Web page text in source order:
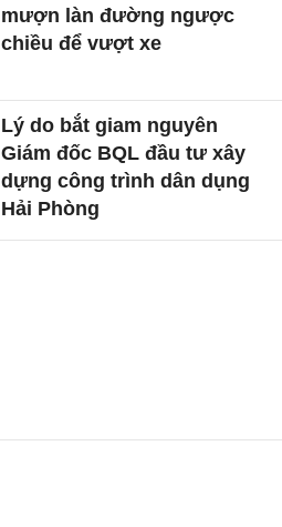
mượn làn đường ngược
chiều để vượt xe
Lý do bắt giam nguyên
Giám đốc BQL đầu tư xây
dựng công trình dân dụng
Hải Phòng